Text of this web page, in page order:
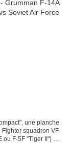
une planche
squadron VF-
F-5F "Tiger II") du